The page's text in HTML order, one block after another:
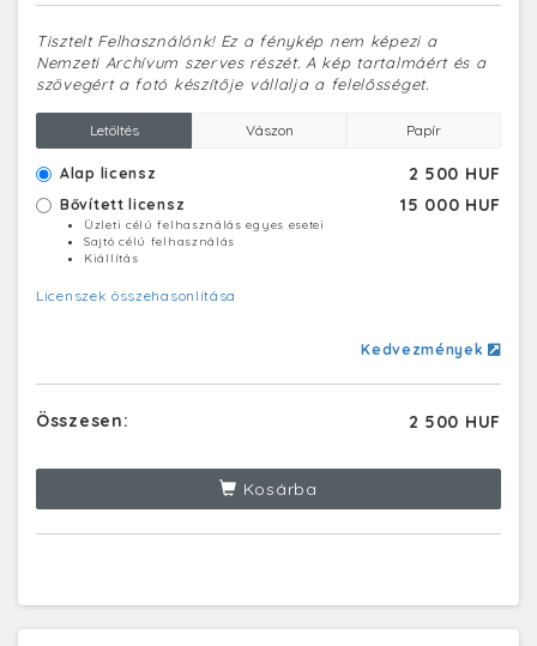
Tisztelt Felhasználónk! Ez a fénykép nem képezi a
Nemzeti Archívum szerves részét. A kép tartalmáért és a
szövegért a fotó készítője vállalja a felelősséget.
Letöltés Vászon Papír
Alap licensz 2 500 HUF
Bővített licensz 15 000 HUF
Üzleti célú felhasználás egyes esetei
Sajtó célú felhasználás
Kiállítás
Licenszek összehasonlítása
Kedvezmények
Összesen: 2 500 HUF
Kosárba